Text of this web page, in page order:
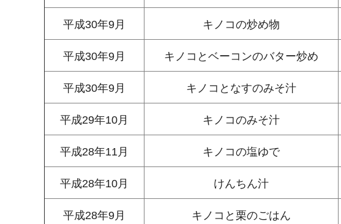
平成30年9月 キノコの炒め物
平成30年9月 キノコとベーコンのバター炒め
平成30年9月 キノコとなすのみそ汁
平成29年10月 キノコのみそ汁
平成28年11月 キノコの塩ゆで
平成28年10月 けんちん汁
平成28年9月 キノコと栗のごはん